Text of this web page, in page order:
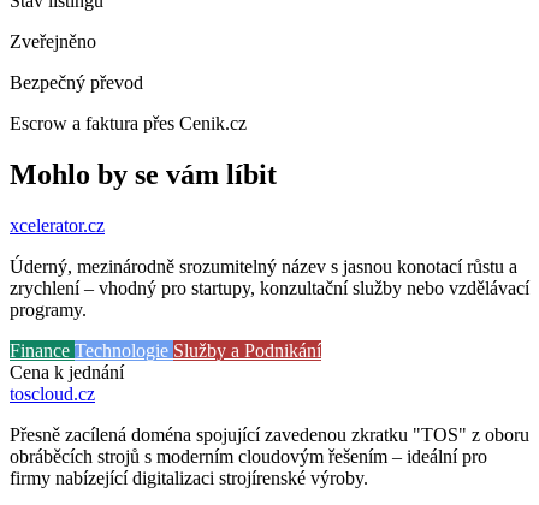
Zveřejněno
Bezpečný převod
Escrow a faktura přes Cenik.cz
Mohlo by se vám líbit
xcelerator.cz
Úderný, mezinárodně srozumitelný název s jasnou konotací růstu a
zrychlení – vhodný pro startupy, konzultační služby nebo vzdělávací
programy.
Finance Technologie Služby a Podnikání
Cena k jednání
toscloud.cz
Přesně zacílená doména spojující zavedenou zkratku "TOS" z oboru
obráběcích strojů s moderním cloudovým řešením – ideální pro
firmy nabízející digitalizaci strojírenské výroby.